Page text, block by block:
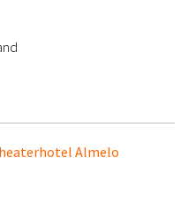
Almelo